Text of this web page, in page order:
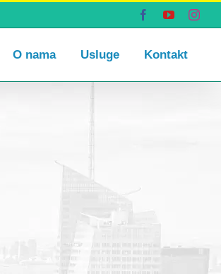
FacebookYouTube
O nama Usluge Kontakt